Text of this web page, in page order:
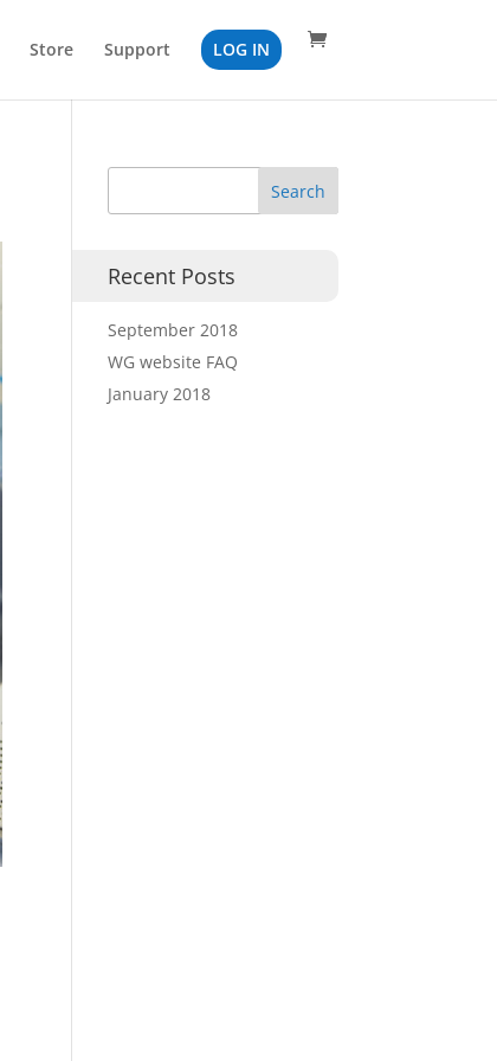
Store Support LOG IN
Recent Posts
September 2018
WG website FAQ
January 2018